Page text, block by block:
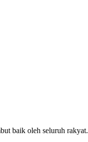
baik oleh seluruh rakyat.